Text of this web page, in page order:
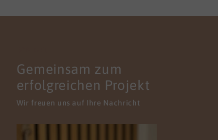
Gemeinsam zum
erfolgreichen Projekt
Wir freuen uns auf Ihre Nachricht